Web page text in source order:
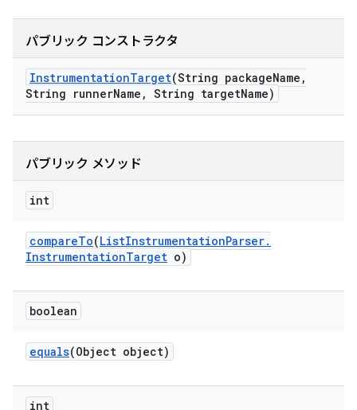
パブリック コンストラクタ
InstrumentationTarget(String packageName ,
String runnerName , String targetName)
パブリック メソッド
int
compareTo(ListInstrumentationParser.
InstrumentationTarget o)
boolean
equals(Object object)
int